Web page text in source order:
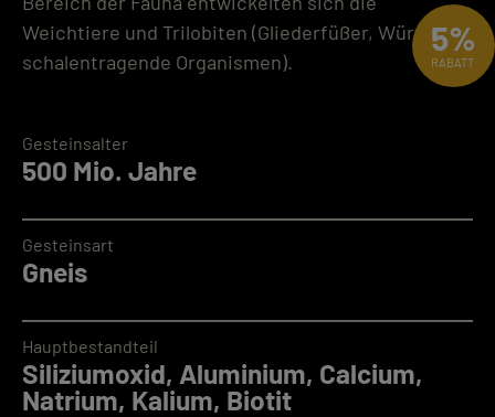
Weichtiere und Trilobiten (Gliederfüßer, Würmer,
schalentragende Organismen).
500 Mio. Jahre
Gesteinsalter
Gneis
Gesteinsart
Siliziumoxid, Aluminium, Calcium,
Natrium, Kalium, Biotit
Hauptbestandteil
5%
RABATT